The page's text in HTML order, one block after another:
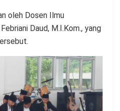
oleh Dosen Ilmu
Daud, M.I.Kom., yang